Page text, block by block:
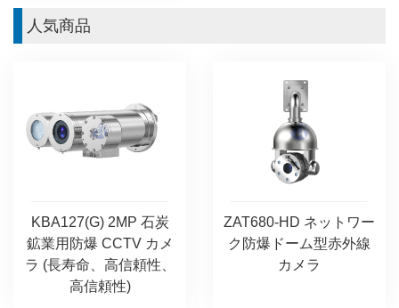
人気商品
KBA127(G) 2MP 石炭
鉱業用防爆 CCTV カメ
ラ (長寿命、高信頼性、
高信頼性)
ZAT680-HD ネットワー
ク防爆ドーム型赤外線
カメラ